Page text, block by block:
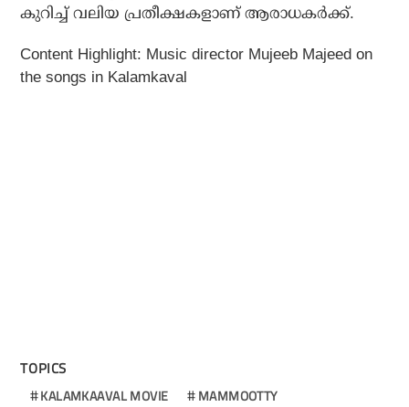
കുറിച്ച് വലിയ പ്രതീക്ഷകളാണ് ആരാധകര്‍ക്ക്.
Content Highlight: Music director Mujeeb Majeed on
the songs in Kalamkaval
TOPICS
KALAMKAAVAL MOVIE
MAMMOOTTY